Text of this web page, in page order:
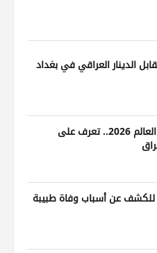
الدينار العراقي في بغداد
من ودية الأربعاء إلى كأس العالم 2026.. تعرف على
عن أسباب وفاة طبيبة